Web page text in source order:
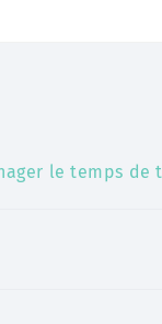
place pour
le temps de